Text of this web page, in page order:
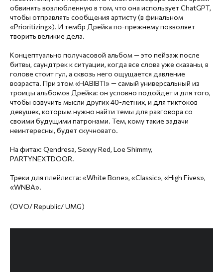
обвинять возлюбленную в том, что она использует ChatGPT,
чтобы отправлять сообщения артисту (в финальном
«Prioritizing»). И тембр Дрейка по-прежнему позволяет
творить великие дела.
Концептуально получасовой альбом — это пейзаж после
битвы, саундтрек к ситуации, когда все слова уже сказаны, в
голове стоит гул, а сквозь него ощущается давление
возраста. При этом «HABIBTI» — самый универсальный из
троицы альбомов Дрейка: он условно подойдет и для того,
чтобы озвучить мысли других 40-летних, и для тиктоков
девушек, которым нужно найти темы для разговора со
своими будущими патронами. Тем, кому такие задачи
неинтересны, будет скучновато.
На фитах: Qendresa, Sexyy Red, Loe Shimmy,
PARTYNEXTDOOR.
Треки для плейлиста: «White Bone», «Classic», «High Fives»,
«WNBA».
(OVO/ Republic/ UMG)